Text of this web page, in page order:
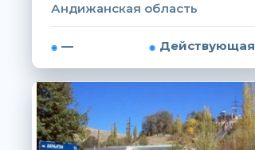
Андижанская область
— Действующая